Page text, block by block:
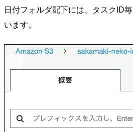
日付フォルダ配下には、タスクID
います。